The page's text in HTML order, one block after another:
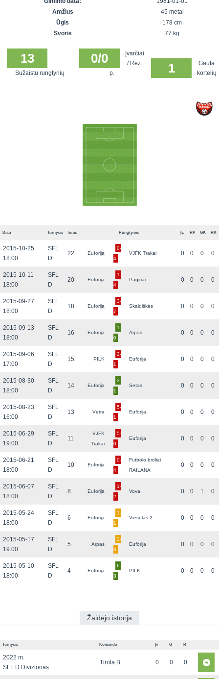
SFL rudens
Snaigės taurė
čempionatas
Vilnius
Amžius
45 metai
Ūgis
178 cm
Svoris
77 kg
13
Sužaistų rungtynių
0/0
Įvarčiai
/ Rez.
p.
1
Gauta
kortelių
Data Turnyras Turas Rungtynės Įv. RP GK RK
2015-10-25
18:00
SFL
D
22 Euforija
0-
4
VJFK Trakai 0 0 0 0
2015-10-11
18:00
SFL
D
20 Euforija
1-
4
Pagiriai 0 0 0 0
2015-09-27
18:00
SFL
D
18 Euforija
3-
7
Skaidiškės 0 0 0 0
2015-09-13
18:00
SFL
D
16 Euforija
1-
0
Arpas 0 0 0 0
2015-09-06
17:00
SFL
D
15 PILK
2-
1
Euforija 0 0 0 0
2015-08-30
18:00
SFL
D
14 Euforija
3-
1
Setas 0 0 0 0
2015-08-23
16:00
SFL
D
13 Vėtra
5-
1
Euforija 0 0 0 0
2015-06-29
19:00
SFL
D
11
VJFK
Trakai
5-
0
Euforija 0 0 0 0
2015-06-21
18:00
SFL
D
10 Euforija
0-
4
Futbolo broliai
RAILANA
0 0 0 0
2015-06-07
18:00
SFL
D
8 Euforija
1-
2
Vova 0 0 1 0
2015-05-24
18:00
SFL
D
6 Euforija
1-
1
Viesulas 2 0 0 0 0
2015-05-17
19:00
SFL
D
5 Arpas
3-
3
Euforija 0 0 0 0
2015-05-10
18:00
SFL
D
4 Euforija
6-
3
PILK 0 0 0 0
Žaidėjo istorija
Turnyras Komanda Įv G R
2022 m.
SFL D Divizionas
Tirola B 0 0 0